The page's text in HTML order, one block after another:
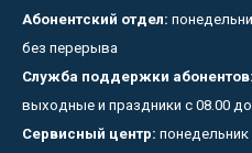
Абонентский отдел:
без перерыва
Служба поддержки абонентов:
выходные и праздники с 08.00
Сервисный центр: понедельник